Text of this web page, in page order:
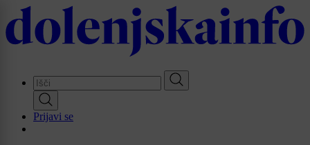
Skip
to
main
Prijavi se